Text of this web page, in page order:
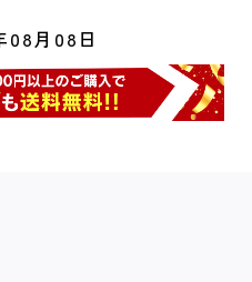
08月08日